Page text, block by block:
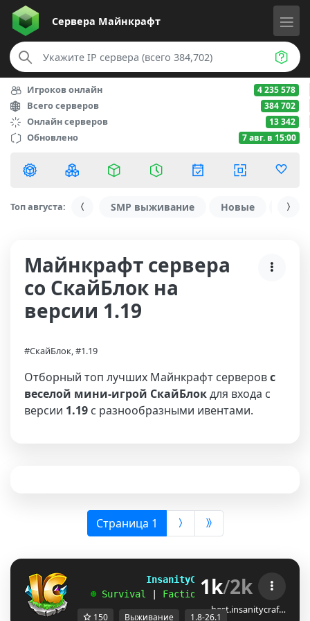
Сервера Майнкрафт
Игроков онлайн 4 235 578
Всего серверов 384 702
Онлайн серверов 13 342
Обновлено 7 авг. в 15:00
Топ августа: SMP выживание Новые С
Майнкрафт сервера
со СкайБлок на
версии 1.19
#СкайБлок, #1.19
Отборный топ лучших Майнкрафт серверовс
веселой мини-игрой СкайБлокдля входа с
версии 1.19 с разнообразными ивентами.
Страница 1 (выбрана)
InsanityCraft || 1.8 - 26.1
☻ Survival Factions | Skyblock
1k/2k
best.insanitycraf…
150 Выживание 1.8-26.1